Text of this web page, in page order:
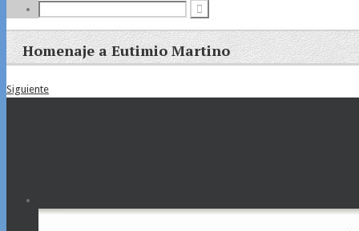
Homenaje a Eutimio Martino
Siguiente